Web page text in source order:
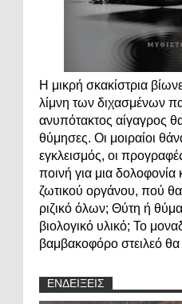
Η μικρή σκακίστρια
λίμνη των διχασμένων
ανυπότακτος αίγαγρος
θύμησες. Οι μοιραίοι
εγκλεισμός, οι
ποινή για μια
ζωτικού οργάνου, πού
ριζικό όλων; Θύτη ή
βιολογικό υλικό; Το
βαμβακοφόρο στειλεό θα
ΕΝΔΕΙΞΕΙΣ